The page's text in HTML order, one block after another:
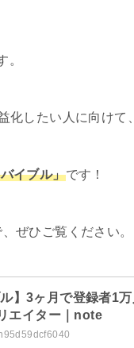
。
化したい人に向けて、
イブル」です！
ぜひご覧ください。
】3ヶ月で登録者1
エイター｜note